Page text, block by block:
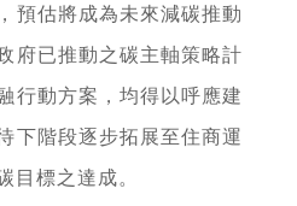
預估將成為未來減碳推動
府已推動之碳主軸策略計
行動方案，均得以呼應建
下階段逐步拓展至住商運
目標之達成。